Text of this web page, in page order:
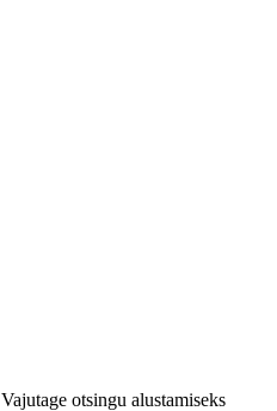
Vajutage otsingu alustamiseks